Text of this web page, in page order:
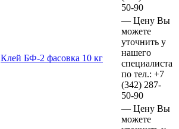
50-90
Клей БФ-2 фасовка 10 кг
— Цену Вы
можете
уточнить у
нашего
специалиста
по тел.: +7
(342) 287-
50-90
— Цену Вы
можете